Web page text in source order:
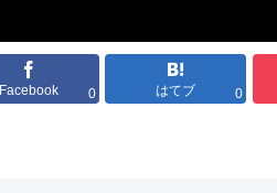
Facebook 0 はてブ 0